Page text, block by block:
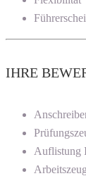
IHRE
Auflistung